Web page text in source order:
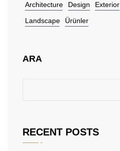
Architecture Design Exterior
Landscape
Ürünler
ARA
RECENT POSTS